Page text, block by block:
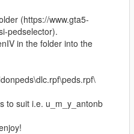
(https://www.gta5-
pedselector).
in the folder into the
to suit i.e. u_m_y_antonb